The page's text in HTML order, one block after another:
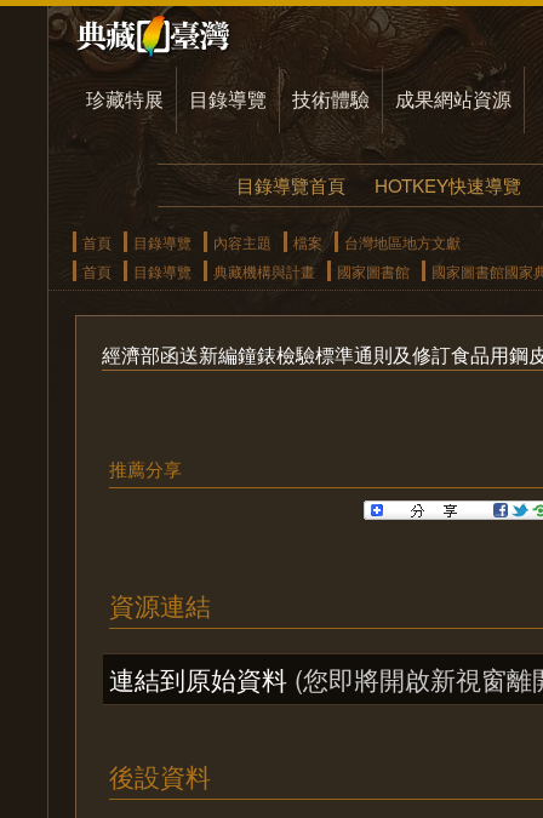
珍藏特展 目錄導覽 技術體驗 成果網站資源
目錄導覽首頁 HOTKEY快速導覽
首頁 目錄導覽 內容主題 檔案
台灣地區地方文獻
首頁
目錄導覽 典藏機構與計畫 國家圖書館 國家圖書館國家
經濟部函送新編鐘錶檢驗標準通則及修訂食品用鋼
推薦分享
資源連結
連結到原始資料 (您即將開啟新視窗離
後設資料